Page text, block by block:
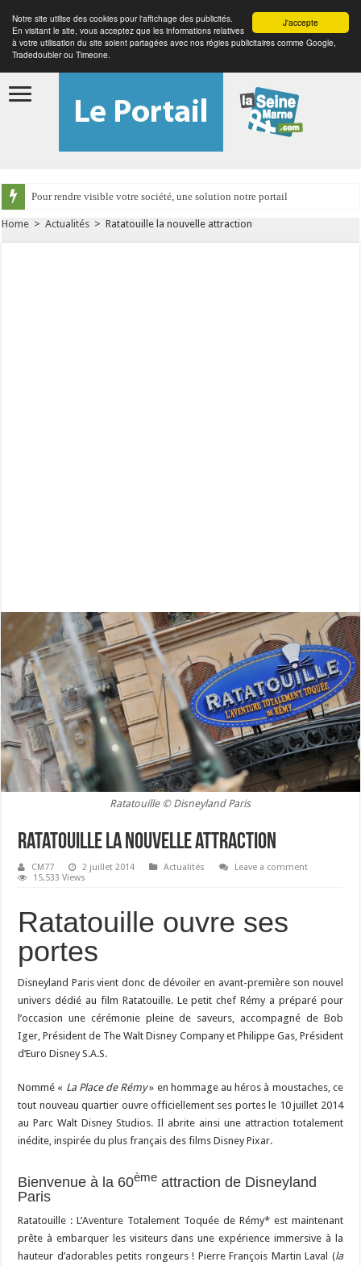
J'accepte
Notre site utilise des cookies pour l'affichage des publicités.
En visitant le site, vous acceptez que les informations relatives
à votre utilisation du site soient partagées avec nos régies publicitaires comme Google,
Tradedoubler ou Timeone.
Pour rendre visible votre société, une solution notre portail
Home > Actualités > Ratatouille la nouvelle attraction
Ratatouille © Disneyland Paris
Ratatouille la nouvelle attraction
CM77 2 juillet 2014 Actualités
Leave a comment
15,533 Views
Ratatouille ouvre ses
portes
Disneyland Paris vient donc de dévoiler en avant-première son nouvel
univers dédié au film Ratatouille. Le petit chef Rémy a préparé pour
l’occasion une cérémonie pleine de saveurs, accompagné de Bob
Iger, Président de The Walt Disney Company et Philippe Gas, Président
d’Euro Disney S.A.S.
Nommé « La Place de Rémy» en hommage au héros à moustaches, ce
tout nouveau quartier ouvre officiellement ses portes le 10 juillet 2014
au Parc Walt Disney Studios. Il abrite ainsi une attraction totalement
inédite, inspirée du plus français des films Disney Pixar.
Bienvenue à la 60ème attraction de Disneyland
Paris
Ratatouille : L’Aventure Totalement Toquée de Rémy* est maintenant
prête à embarquer les visiteurs dans une expérience immersive à la
hauteur d’adorables petits rongeurs ! Pierre François Martin Laval (la